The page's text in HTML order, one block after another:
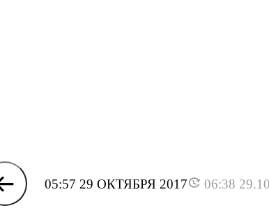
05:57 29 ОКТЯБРЯ 2017 06:38